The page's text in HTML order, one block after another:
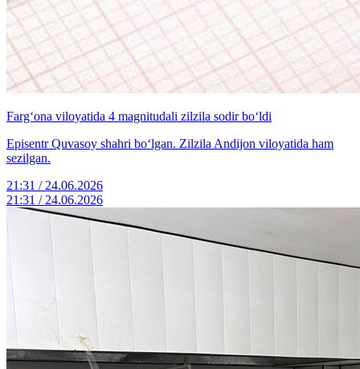
Farg‘ona viloyatida 4 magnitudali zilzila sodir bo‘ldi
Episentr Quvasoy shahri bo‘lgan. Zilzila Andijon viloyatida ham
sezilgan.
21:31 / 24.06.2026
21:31 / 24.06.2026